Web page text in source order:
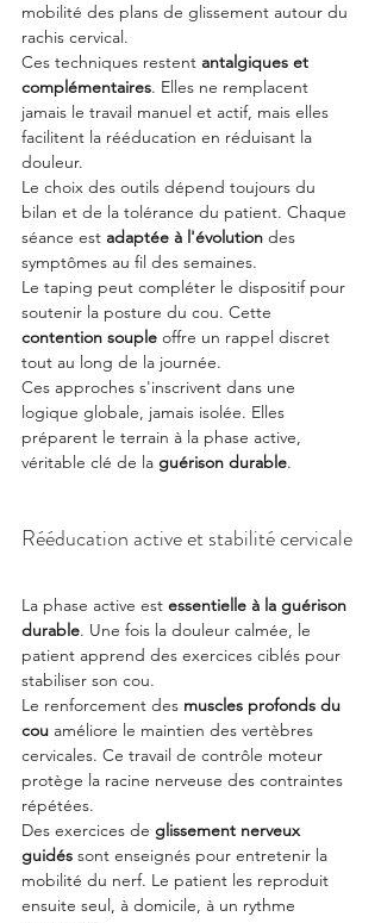
mobilité des plans de glissement autour du
rachis cervical.
Ces techniques restent antalgiques et
complémentaires. Elles ne remplacent
jamais le travail manuel et actif, mais elles
facilitent la rééducation en réduisant la
douleur.
Le choix des outils dépend toujours du
bilan et de la tolérance du patient. Chaque
séance est adaptée à l'évolution des
symptômes au fil des semaines.
Le taping peut compléter le dispositif pour
soutenir la posture du cou. Cette
contention souple offre un rappel discret
tout au long de la journée.
Ces approches s'inscrivent dans une
logique globale, jamais isolée. Elles
préparent le terrain à la phase active,
véritable clé de la guérison durable.
Rééducation active et stabilité cervicale
La phase active est essentielle à la guérison
durable. Une fois la douleur calmée, le
patient apprend des exercices ciblés pour
stabiliser son cou.
Le renforcement des muscles profonds du
cou améliore le maintien des vertèbres
cervicales. Ce travail de contrôle moteur
protège la racine nerveuse des contraintes
répétées.
Des exercices de glissement nerveux
guidés sont enseignés pour entretenir la
mobilité du nerf. Le patient les reproduit
ensuite seul, à domicile, à un rythme